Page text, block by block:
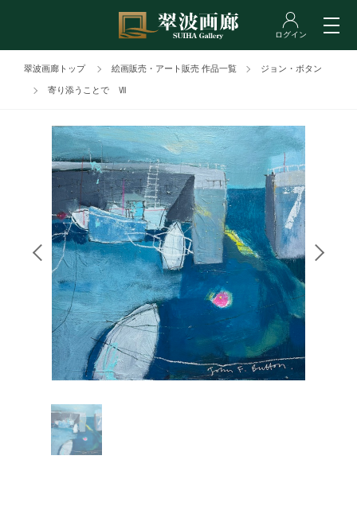
翠波画廊トップ 絵画販売・アート販売 作品一覧 ジョン・ボタン
寄り添うことで Ⅶ